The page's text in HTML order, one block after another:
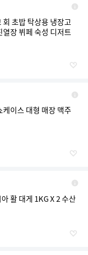
초밥 탁상용 냉장고
장 뷔페 숙성 디저트
이스 대형 매장 맥주
활 대게 1KG X 2 수산